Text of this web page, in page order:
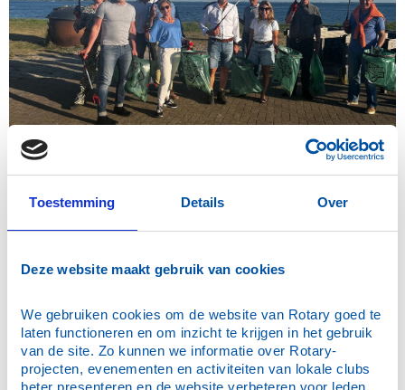
Toestemming Details Over
Deze website maakt gebruik van cookies
We gebruiken cookies om de website van Rotary goed te
laten functioneren en om inzicht te krijgen in het gebruik
van de site. Zo kunnen we informatie over Rotary-
projecten, evenementen en activiteiten van lokale clubs
beter presenteren en de website verbeteren voor leden